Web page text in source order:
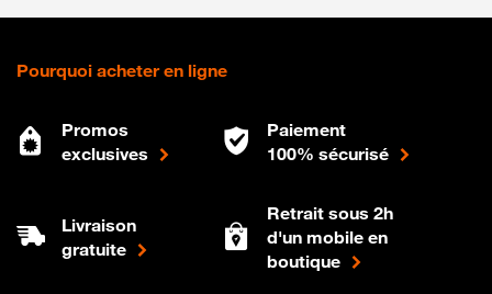
Pourquoi acheter en ligne
Promos
exclusives
Paiement
100% sécurisé
Livraison
gratuite
Retrait sous 2h
d'un mobile en
boutique